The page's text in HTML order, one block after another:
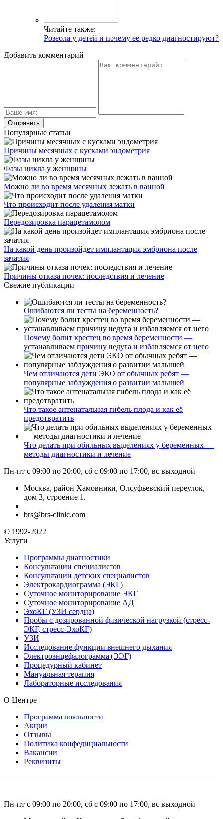
Читайте также:
Розеола у детей и почему ее редко диагностируют?
Добавить комментарий
Популярные статьи
Причины месячных с кусками эндометрия
Фазы цикла у женщины
Можно ли во время месячных лежать в ванной
Что происходит после удаления матки
Передозировка парацетамолом
На какой день произойдет имплантация эмбриона после
зачатия
Причины отказа почек: последствия и лечение
Свежие публикации
Ошибаются ли тесты на беременность?
Почему болит крестец во время беременности —
устанавливаем причину недуга и избавляемся от него
Чем отличаются дети ЭКО от обычных ребят —
популярные заблуждения о развитии малышей
Что такое антенатальная гибель плода и как её
предотвратить
Что делать при обильных выделениях у беременных —
методы диагностики и лечение
Пн-пт с 09:00 по 20:00, сб с 09:00 по 17:00, вс выходной
Москва, район Хамовники, Олсуфьевский переулок,
дом 3, строение 1.
brs@brs-clinic.com
© 1992-2022
Услуги
Программы диагностики
Консультации специалистов
Консультации детских специалистов
Электрокардиограмма (ЭКГ)
Суточное мониторирование ЭКГ
Суточное мониторирование АД
ЭхоКГ (УЗИ сердца)
Пробы с дозированной физической нагрузкой (стресс-
ЭКГ, стресс-ЭхоКГ)
УЗИ
Исследование функции внешнего дыхания
Электроэнцефалограмма (ЭЭГ)
Процедурный кабинет
Мануальная терапия
Лабораторные исследования
О Центре
Программа лояльности
Акции
Отзывы
Политика конфедициальности
Вакансии
Реквизиты
Пн-пт с 09:00 по 20:00, сб с 09:00 по 17:00, вс выходной